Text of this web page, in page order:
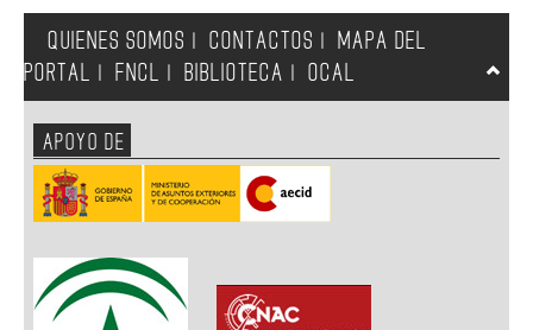
QUIENES SOMOS CONTACTOS
MAPA DEL
PORTAL
FNCL BIBLIOTECA OCAL
APOYO DE